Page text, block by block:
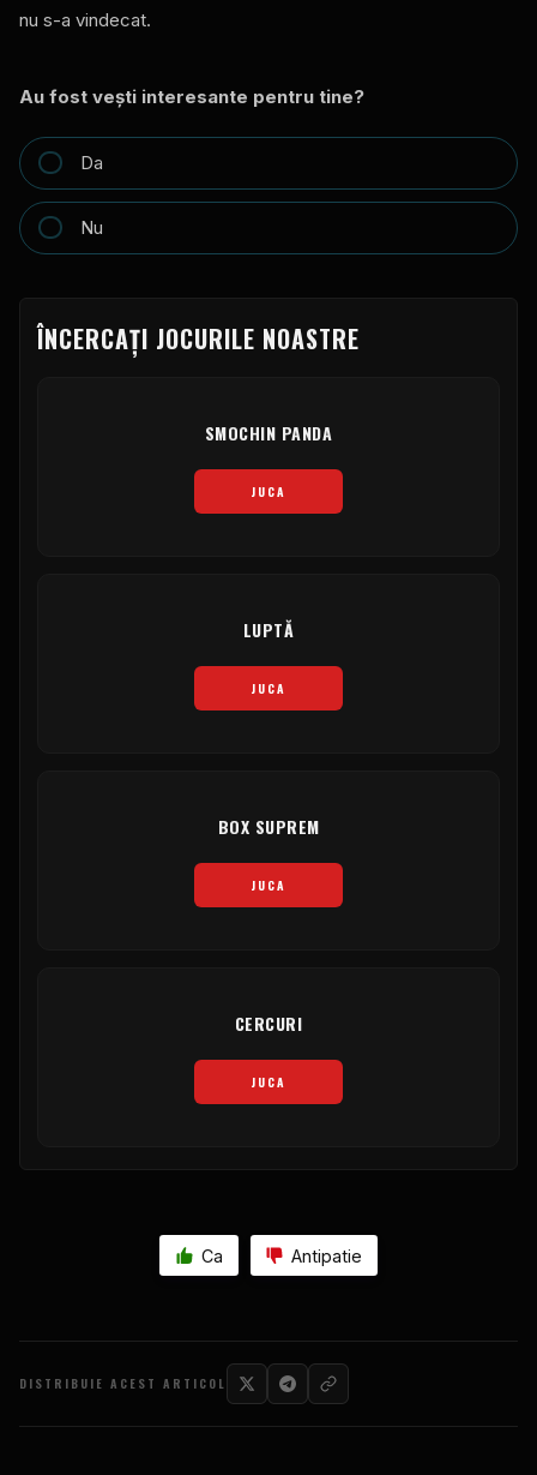
nu s-a vindecat.
Au fost veşti interesante pentru tine?
Da
Nu
ÎNCERCAȚI JOCURILE NOASTRE
SMOCHIN PANDA
JUCA
LUPTĂ
JUCA
BOX SUPREM
JUCA
CERCURI
JUCA
Ca Antipatie
DISTRIBUIE ACEST ARTICOL